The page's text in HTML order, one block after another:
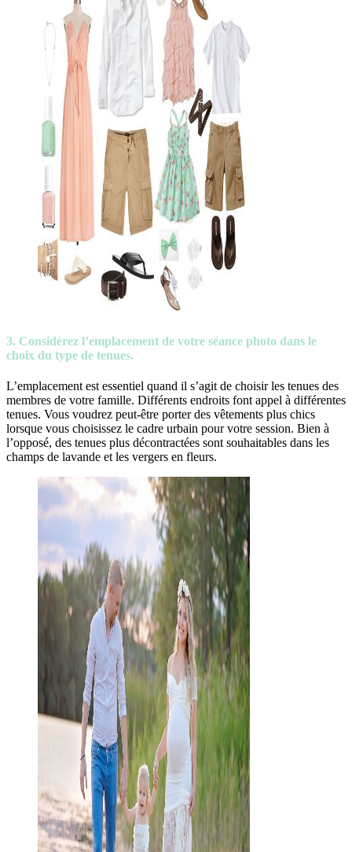
3. Considérez l’emplacement de votre séance photo dans le
choix du type de tenues.
L’emplacement est essentiel quand il s’agit de choisir les tenues des
membres de votre famille. Différents endroits font appel à différentes
tenues. Vous voudrez peut-être porter des vêtements plus chics
lorsque vous choisissez le cadre urbain pour votre session. Bien à
l’opposé, des tenues plus décontractées sont souhaitables dans les
champs de lavande et les vergers en fleurs.